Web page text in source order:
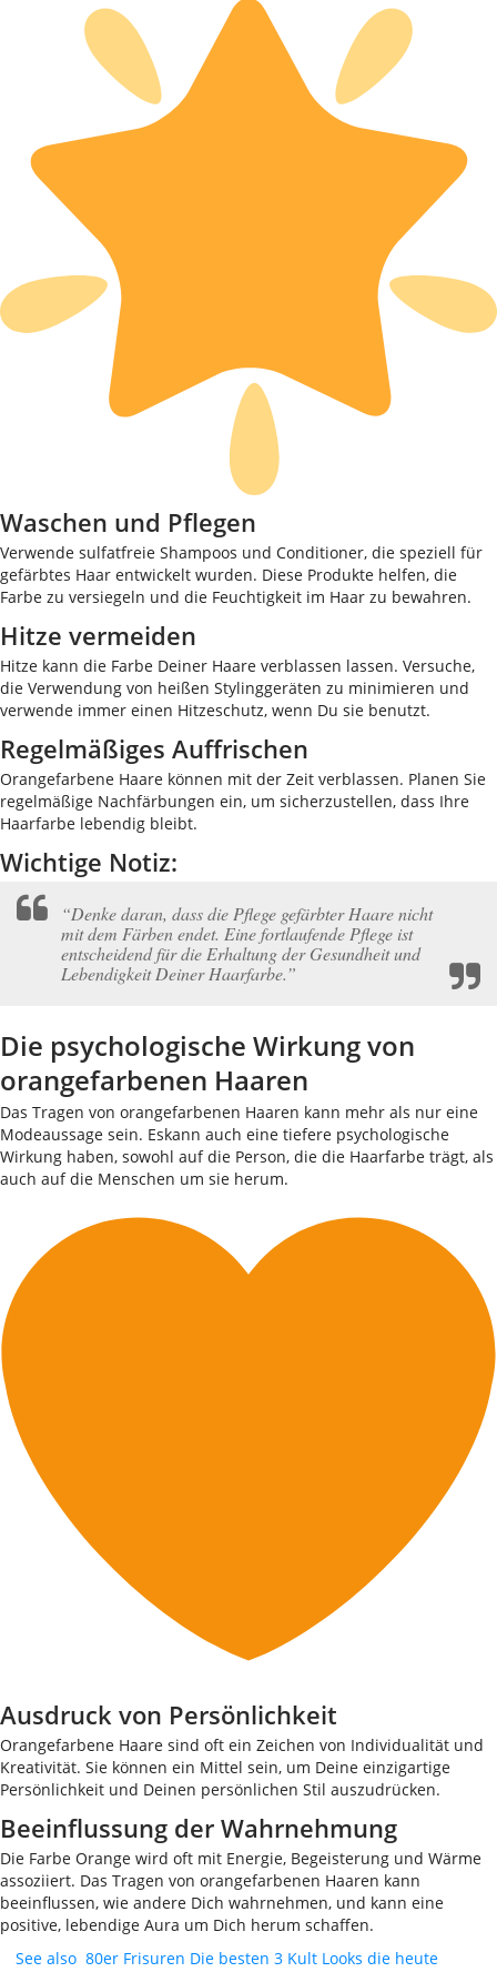
Waschen und Pflegen
Verwende sulfatfreie Shampoos und Conditioner, die speziell für
gefärbtes Haar entwickelt wurden. Diese Produkte helfen, die
Farbe zu versiegeln und die Feuchtigkeit im Haar zu bewahren.
Hitze vermeiden
Hitze kann die Farbe Deiner Haare verblassen lassen. Versuche,
die Verwendung von heißen Stylinggeräten zu minimieren und
verwende immer einen Hitzeschutz, wenn Du sie benutzt.
Regelmäßiges Auffrischen
Orangefarbene Haare können mit der Zeit verblassen. Planen Sie
regelmäßige Nachfärbungen ein, um sicherzustellen, dass Ihre
Haarfarbe lebendig bleibt.
Wichtige Notiz:
“Denke daran, dass die Pflege gefärbter Haare nicht
mit dem Färben endet. Eine fortlaufende Pflege ist
entscheidend für die Erhaltung der Gesundheit und
Lebendigkeit Deiner Haarfarbe.”
Die psychologische Wirkung von
orangefarbenen Haaren
Das Tragen von orangefarbenen Haaren kann mehr als nur eine
Modeaussage sein. Eskann auch eine tiefere psychologische
Wirkung haben, sowohl auf die Person, die die Haarfarbe trägt, als
auch auf die Menschen um sie herum.
Ausdruck von Persönlichkeit
Orangefarbene Haare sind oft ein Zeichen von Individualität und
Kreativität. Sie können ein Mittel sein, um Deine einzigartige
Persönlichkeit und Deinen persönlichen Stil auszudrücken.
Beeinflussung der Wahrnehmung
Die Farbe Orange wird oft mit Energie, Begeisterung und Wärme
assoziiert. Das Tragen von orangefarbenen Haaren kann
beeinflussen, wie andere Dich wahrnehmen, und kann eine
positive, lebendige Aura um Dich herum schaffen.
See also 80er Frisuren Die besten 3 Kult Looks die heute